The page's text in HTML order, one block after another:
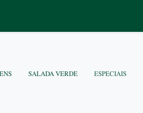
SALADA VERDE ESPECIAIS